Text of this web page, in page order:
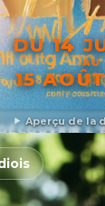
Aperçu de la
DU 14
AU
15